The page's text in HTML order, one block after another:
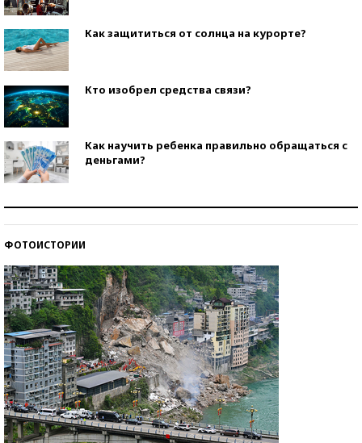
Как защититься от солнца на курорте?
Кто изобрел средства связи?
Как научить ребенка правильно обращаться с
деньгами?
ФОТОИСТОРИИ